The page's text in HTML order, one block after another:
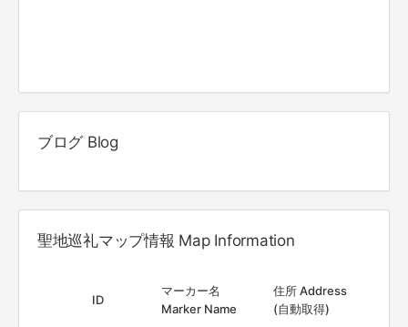
ブログ Blog
聖地巡礼マップ情報 Map Information
ID
マーカー名
Marker Name
住所 Address
(自動取得)